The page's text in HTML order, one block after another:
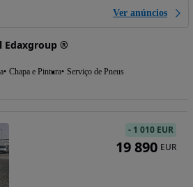
Ver anúncios
Edaxgroup ®
Chapa e Pintura Serviço de Pneus
- 1 010 EUR
19 890 EUR